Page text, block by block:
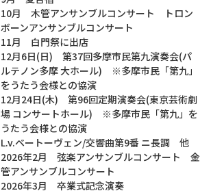
10月 木管アンサンブルコンサート トロン
ボーンアンサンブルコンサート
11月 白門祭に出店
12月6日(日) 第37回多摩市民第九演奏会(パ
ルテノン多摩 大ホール) ※多摩市民「第九」
をうたう会様との協演
12月24日(木) 第96回定期演奏会(東京芸術劇
場 コンサートホール) ※多摩市民「第九」を
うたう会様との協演
L.v.ベートーヴェン/交響曲第9番 ニ長調 他
2026年2月 弦楽アンサンブルコンサート 金
管アンサンブルコンサート
2026年3月 卒業式記念演奏